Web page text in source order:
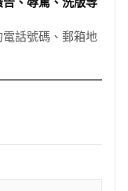
話號碼、郵箱地